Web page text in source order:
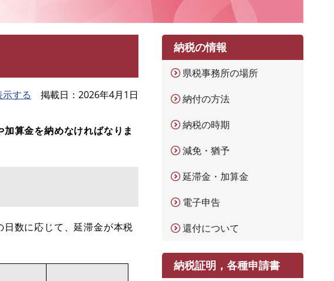
する 掲載日 2026年4月1日
算金を納めなければなりま
数に応じて、延滞金が本税
納税の情報
県税事務所の場所
納付の方法
納税の時期
減免・猶予
延滞金・加算金
電子申告
還付について
納税証明，各種申請書